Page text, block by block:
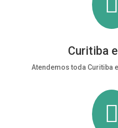
Curitiba
Atendemos toda Curitiba
